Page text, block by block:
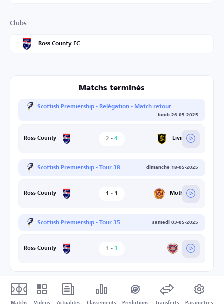
Clubs
Ross County FC
Matchs terminés
Scottish Premiership - Relégation - Match retour
lundi 26-05-2025
Ross County 2 - 4 Livingston
Scottish Premiership - Tour 38 dimanche 18-05-2025
Ross County 1 - 1 Motherwell
Scottish Premiership - Tour 35 samedi 03-05-2025
Ross County 1 - 3 Hearts
Matchs Vidéos Actualités Classements Prédictions Transferts Paramètres